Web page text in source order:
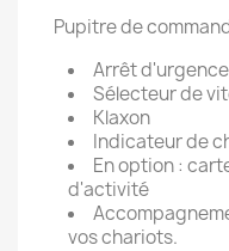
Pupitre de
Arrêt d'urgence
Sélecteur de
Klaxon
Indicateur de
En option :
d'activité
vos chariots.